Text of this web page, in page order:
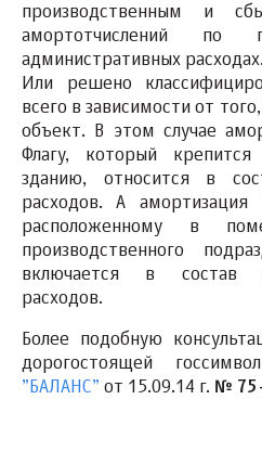
производственным и
амортотчислений
административных расходах.
Или решено
всего в зависимости от
объект. В этом случае
Флагу, который
зданию, относится в
расходов. А амортизация
расположенному в
производственного
включается в состав
расходов.
Более подобную
дорогостоящей
”БАЛАНС” от 15.09.14 г. №